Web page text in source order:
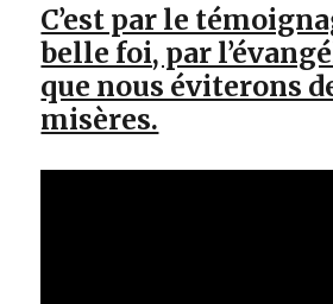
C’est par le
belle foi, par
que nous éviterons
misères.